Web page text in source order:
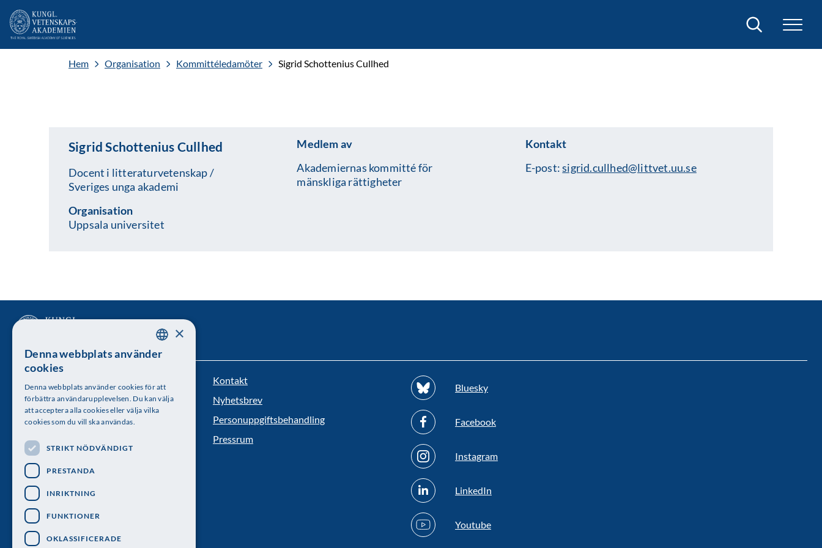
Sök
Hem Organisation Kommittéledamöter Sigrid Schottenius Cullhed
Sigrid Schottenius Cullhed
Docent i litteraturvetenskap /
Sveriges unga akademi
Organisation
Uppsala universitet
Medlem av
Akademiernas kommitté för
mänskliga rättigheter
Kontakt
E-post:sigrid.cullhed@littvet.uu.se
Kungl. Vetenskapsakademien
Besöksadress: Lilla Frescativägen 4A
Kontakt
Nyhetsbrev
Personuppgiftsbehandling
Pressrum
Bluesky
Facebook
Instagram
LinkedIn
Youtube
SWEDISH
×
Denna webbplats använder
cookies
Denna webbplats använder cookies för att
förbättra användarupplevelsen. Du kan välja
att acceptera alla cookies eller välja vilka
cookies som du vill ska användas.
STRIKT NÖDVÄNDIGT
PRESTANDA
INRIKTNING
FUNKTIONER
OKLASSIFICERADE